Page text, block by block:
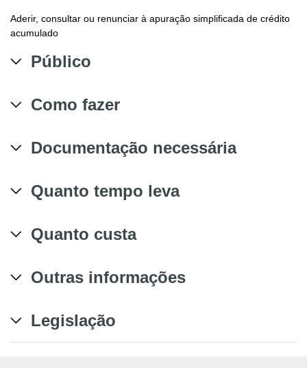
Aderir, consultar ou renunciar à apuração simplificada de crédito
acumulado
Público
Como fazer
Documentação necessária
Quanto tempo leva
Quanto custa
Outras informações
Legislação